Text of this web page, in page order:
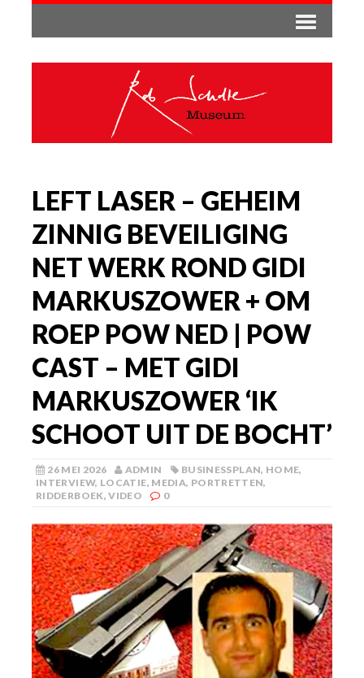
LEFT LASER – GEHEIM
ZINNIG BEVEILIGING
NET WERK ROND GIDI
MARKUSZOWER + OM
ROEP POW NED | POW
CAST – MET GIDI
MARKUSZOWER ‘IK
SCHOOT UIT DE BOCHT’
26 MEI 2026 ADMIN BUSINESSPLAN, HOME,
INTERVIEW, LOCATIE, MEDIA, PORTRETTEN,
RIDDERBOEK,VIDEO 0